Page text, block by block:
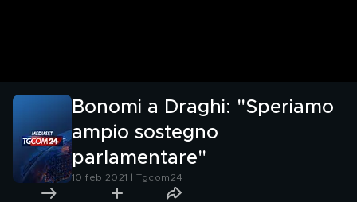
Bonomi a Draghi: "Speriamo
ampio sostegno
parlamentare"
10 feb 2021 | Tgcom24